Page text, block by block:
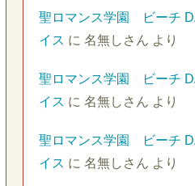
聖ロマンス学園 ビーチ
イス に 名無しさん より
聖ロマンス学園 ビーチ
イス に 名無しさん より
聖ロマンス学園 ビーチ
イス に 名無しさん より